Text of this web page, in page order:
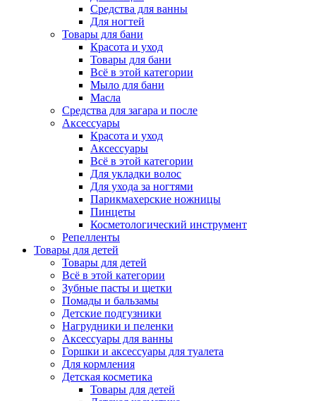
Средства для ванны
Для ногтей
Товары для бани
Красота и уход
Товары для бани
Всё в этой категории
Мыло для бани
Масла
Средства для загара и после
Аксессуары
Красота и уход
Аксессуары
Всё в этой категории
Для укладки волос
Для ухода за ногтями
Парикмахерские ножницы
Пинцеты
Косметологический инструмент
Репелленты
Товары для детей
Товары для детей
Всё в этой категории
Зубные пасты и щетки
Помады и бальзамы
Детские подгузники
Нагрудники и пеленки
Аксессуары для ванны
Горшки и аксессуары для туалета
Для кормления
Детская косметика
Товары для детей